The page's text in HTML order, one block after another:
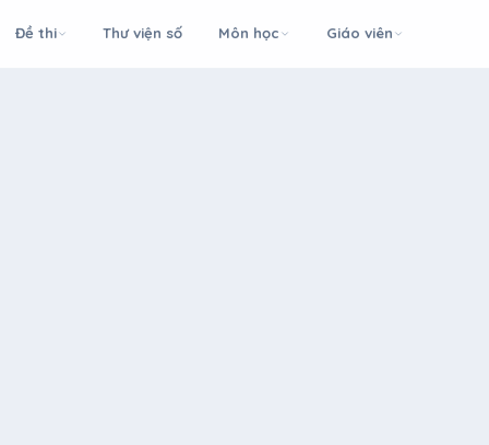
Đề thi Thư viện số Môn học Giáo viên